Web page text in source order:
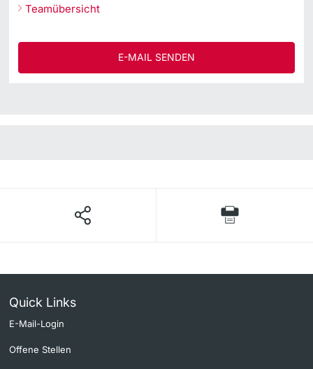
Teamübersicht
E-MAIL SENDEN
Quick Links
E-Mail-Login
Offene Stellen